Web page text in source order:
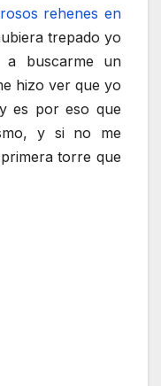
rehenes en
trepado yo
buscarme un
hizo ver que yo
es por eso que
y si no me
torre que